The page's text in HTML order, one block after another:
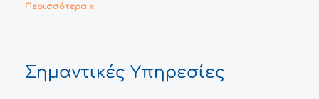
Περισσότερα »
Σημαντικές Υπηρεσίες